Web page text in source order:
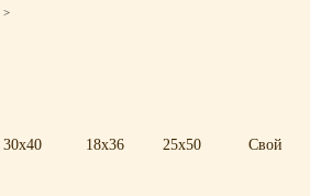
>
30x40 18x36 25x50 Свой